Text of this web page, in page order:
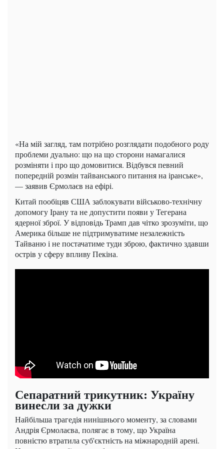
«На мій загляд, там потрібно розглядати подобного роду
проблеми дуально: що на що сторони намагалися
розміняти і про що домовитися. Відбувся певний
попередній розмін тайванського питання на іранське»,
— заявив Єрмолаєв на ефірі.
Китай пообіцяв США заблокувати військово-технічну
допомогу Ірану та не допустити появи у Тегерана
ядерної зброї. У відповідь Трамп дав чітко зрозуміти, що
Америка більше не підтримуватиме незалежність
Тайваню і не постачатиме туди зброю, фактично здавши
острів у сферу впливу Пекіна.
Сепаратний трикутник: Україну
винесли за дужки
Найбільша трагедія нинішнього моменту, за словами
Андрія Єрмолаєва, полягає в тому, що Україна
повністю втратила суб'єктність на міжнародній арені.